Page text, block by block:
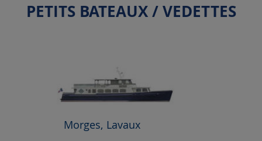
PETITS BATEAUX / VEDETTES
Morges, Lavaux